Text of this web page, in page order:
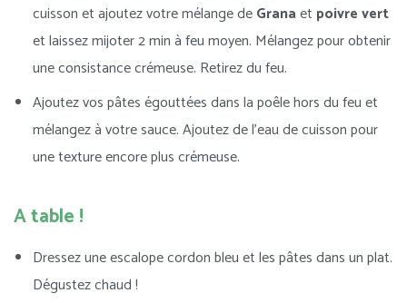
cuisson et ajoutez votre mélange deGranaet poivre vert
et laissez mijoter 2 min à feu moyen. Mélangez pour obtenir
une consistance crémeuse. Retirez du feu.
Ajoutez vos pâtes égouttées dans la poêle hors du feu et
mélangez à votre sauce. Ajoutez de l’eau de cuisson pour
une texture encore plus crémeuse.
A table !
Dressez une escalope cordon bleu et les pâtes dans un plat.
Dégustez chaud !